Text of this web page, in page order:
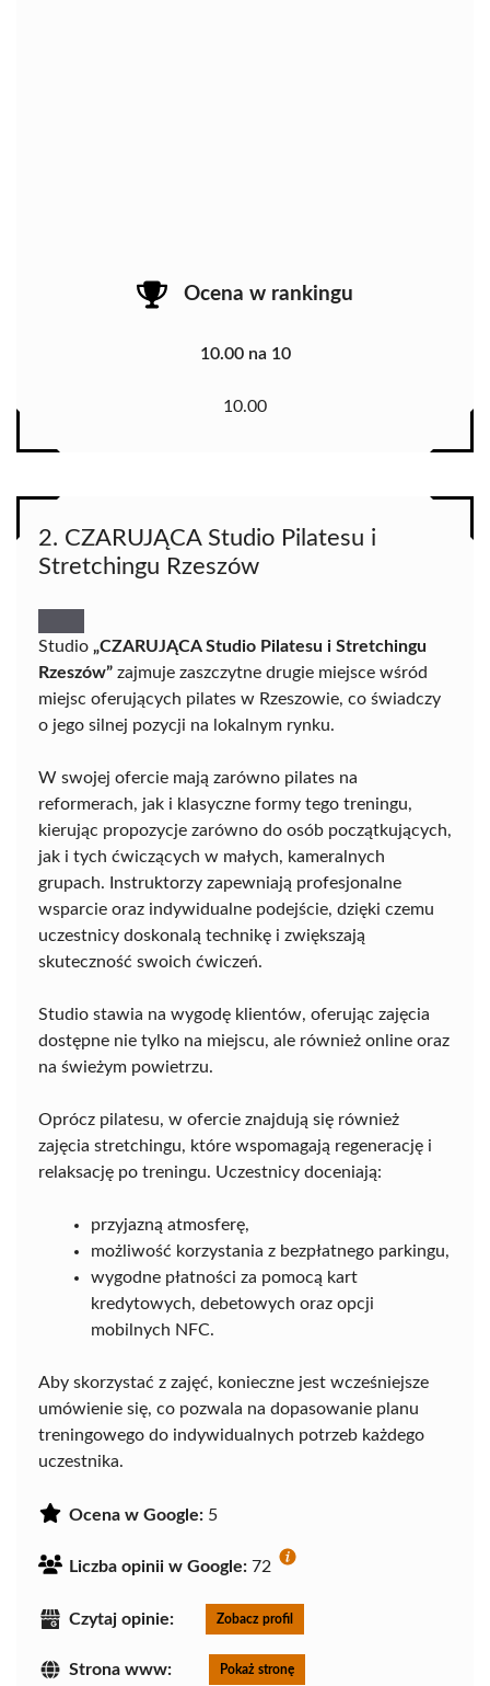
Ocena w rankingu
10.00 na 10
10.00
2. CZARUJĄCA Studio Pilatesu i
Stretchingu Rzeszów
Studio „CZARUJĄCA Studio Pilatesu i Stretchingu
Rzeszów” zajmuje zaszczytne drugie miejsce wśród
miejsc oferujących pilates w Rzeszowie, co świadczy
o jego silnej pozycji na lokalnym rynku.
W swojej ofercie mają zarówno pilates na
reformerach, jak i klasyczne formy tego treningu,
kierując propozycje zarówno do osób początkujących,
jak i tych ćwiczących w małych, kameralnych
grupach. Instruktorzy zapewniają profesjonalne
wsparcie oraz indywidualne podejście, dzięki czemu
uczestnicy doskonalą technikę i zwiększają
skuteczność swoich ćwiczeń.
Studio stawia na wygodę klientów, oferując zajęcia
dostępne nie tylko na miejscu, ale również online oraz
na świeżym powietrzu.
Oprócz pilatesu, w ofercie znajdują się również
zajęcia stretchingu, które wspomagają regenerację i
relaksację po treningu. Uczestnicy doceniają:
przyjazną atmosferę,
możliwość korzystania z bezpłatnego parkingu,
wygodne płatności za pomocą kart
kredytowych, debetowych oraz opcji
mobilnych NFC.
Aby skorzystać z zajęć, konieczne jest wcześniejsze
umówienie się, co pozwala na dopasowanie planu
treningowego do indywidualnych potrzeb każdego
uczestnika.
Ocena w Google: 5
Liczba opinii w Google: 72
Czytaj opinie: Zobacz profil
Strona www: Pokaż stronę